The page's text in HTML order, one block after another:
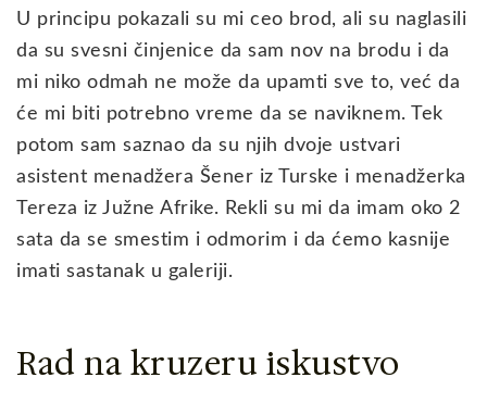
U principu pokazali su mi ceo brod, ali su naglasili
da su svesni činjenice da sam nov na brodu i da
mi niko odmah ne može da upamti sve to, već da
će mi biti potrebno vreme da se naviknem. Tek
potom sam saznao da su njih dvoje ustvari
asistent menadžera Šener iz Turske i menadžerka
Tereza iz Južne Afrike. Rekli su mi da imam oko 2
sata da se smestim i odmorim i da ćemo kasnije
imati sastanak u galeriji.
Rad na kruzeru iskustvo